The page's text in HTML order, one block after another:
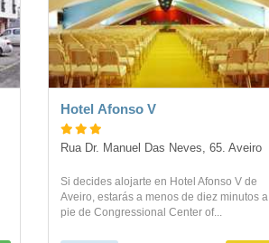
Hotel Afonso V
Rua Dr. Manuel Das Neves, 65. Aveiro
Si decides alojarte en Hotel Afonso V de
Aveiro, estarás a menos de diez minutos a
pie de Congressional Center of...